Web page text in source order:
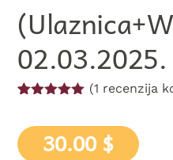
02.03.2025.
na osnovu
ocene kupca
(1 recenzija
30.00$